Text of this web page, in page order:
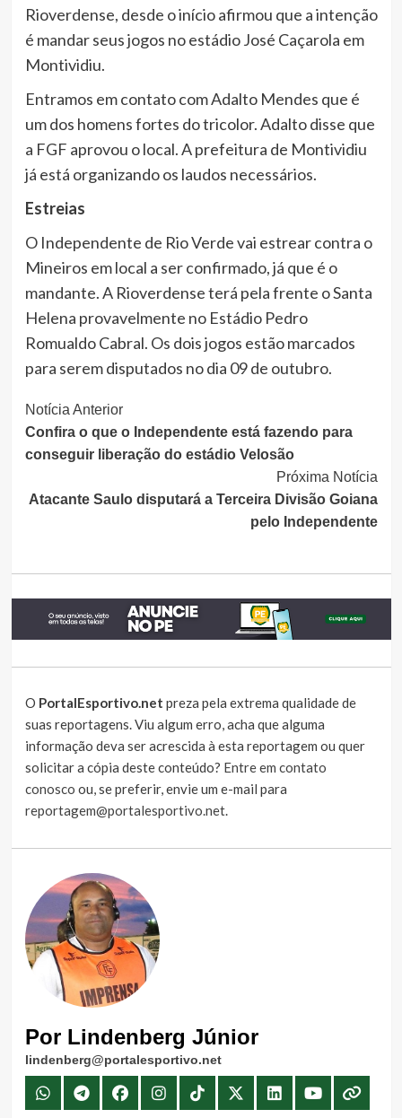
Rioverdense, desde o início afirmou que a intenção
é mandar seus jogos no estádio José Caçarola em
Montividiu.
Entramos em contato com Adalto Mendes que é
um dos homens fortes do tricolor. Adalto disse que
a FGF aprovou o local. A prefeitura de Montividiu
já está organizando os laudos necessários.
Estreias
O Independente de Rio Verde vai estrear contra o
Mineiros em local a ser confirmado, já que é o
mandante. A Rioverdense terá pela frente o Santa
Helena provavelmente no Estádio Pedro
Romualdo Cabral. Os dois jogos estão marcados
para serem disputados no dia 09 de outubro.
Continue
Lendo
Notícia Anterior
Confira o que o Independente está fazendo para
conseguir liberação do estádio Velosão
Próxima Notícia
Atacante Saulo disputará a Terceira Divisão Goiana
pelo Independente
O PortalEsportivo.net preza pela extrema qualidade de
suas reportagens. Viu algum erro, acha que alguma
informação deva ser acrescida à esta reportagem ou quer
solicitar a cópia deste conteúdo? Entre em contato
conosco ou, se preferir, envie um e-mail para
reportagem@portalesportivo.net.
Por Lindenberg Júnior
lindenberg@portalesportivo.net